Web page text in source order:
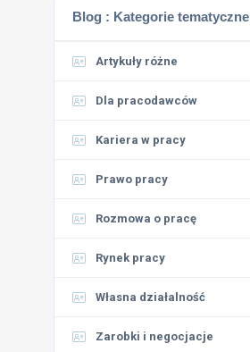
Blog : Kategorie tematyczne
Artykuły różne
Dla pracodawców
Kariera w pracy
Prawo pracy
Rozmowa o pracę
Rynek pracy
Własna działalność
Zarobki i negocjacje